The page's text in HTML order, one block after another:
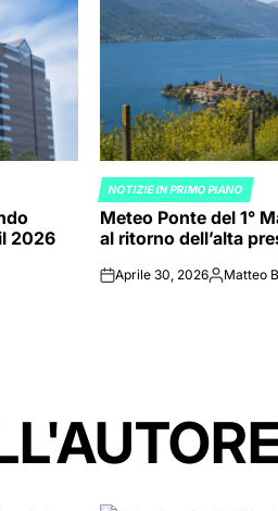
2026
POSTED
IN
NOTIZIE IN PRIMO PIANO
Meteo Ponte del 1°
al ritorno dell’alta
onAprile 30, 2026Posted
Matteo